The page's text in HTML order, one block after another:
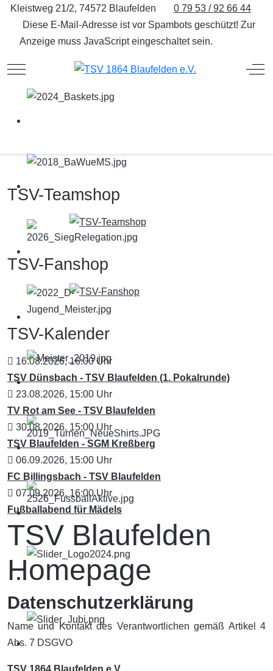
Kleistweg 21/2, 74572 Blaufelden
0 79 53 / 92 66 44
Diese E-Mail-Adresse ist vor Spambots geschützt! Zur
Anzeige muss JavaScript eingeschaltet sein.
Mobile Menu Toggle Off-
TSV-Teamshop
TSV-Fanshop
TSV-Kalender
16.08.2026,16:00Uhr
TSV Dünsbach - TSV Blaufelden (1. Pokalrunde)
23.08.2026, 15:00 Uhr
TV Rot am See - TSV Blaufelden
30.08.2026, 15:00Uhr
TSV Blaufelden - SGM Kreßberg
06.09.2026, 15:00 Uhr
FC Billingsbach - TSV Blaufelden
07.09.2026, 16:00Uhr
Fußballabend für Mädels
TSV Blaufelden
Homepage
Datenschutzerklärung
Name und Kontakt des Verantwortlichen gemäß Artikel 4
Abs. 7 DSGVO
TSV 1864 Blaufelden e.V.